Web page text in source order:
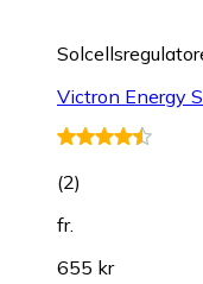
Victron Energy
(2)
fr.
655 kr